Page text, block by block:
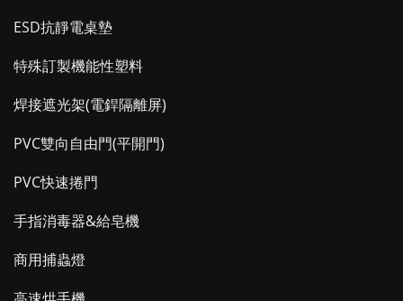
ESD抗靜電桌墊
特殊訂製機能性塑料
焊接遮光架(電銲隔離屏)
PVC雙向自由門(平開門)
PVC快速捲門
手指消毒器&給皂機
商用捕蟲燈